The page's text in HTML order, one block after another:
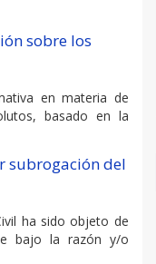
sobre los
en materia de
basado en la
subrogación del
ha sido objeto de
bajo la razón y/o